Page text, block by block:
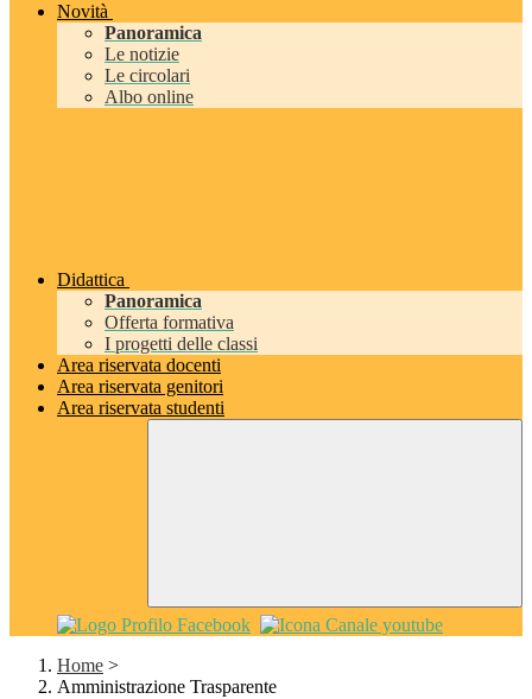
Novità
Panoramica
Le notizie
Le circolari
Albo online
Didattica
Panoramica
Offerta formativa
I progetti delle classi
Area riservata docenti
Area riservata genitori
Area riservata studenti
Home >
Amministrazione Trasparente